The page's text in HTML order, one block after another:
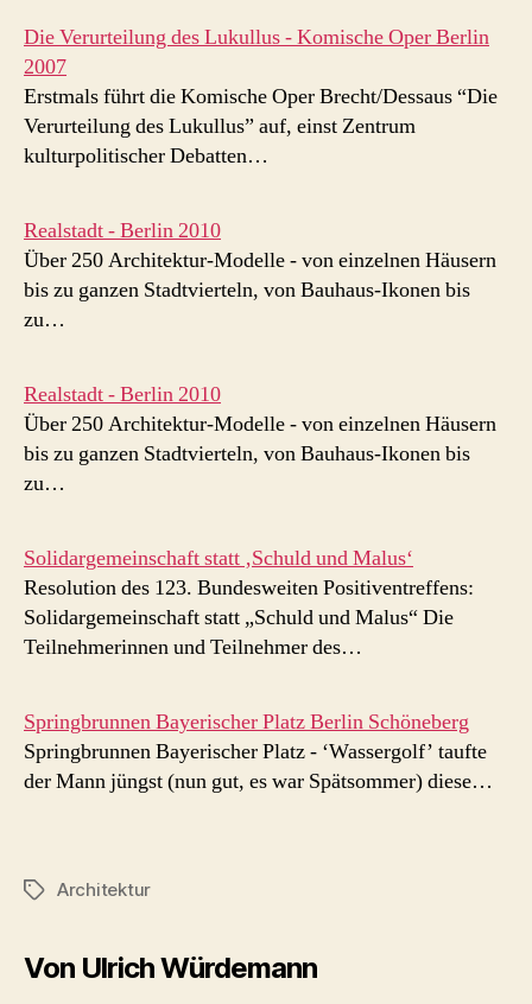
Die Verurteilung des Lukullus - Komische Oper Berlin
2007
Erstmals führt die Komische Oper Brecht/Dessaus “Die
Verurteilung des Lukullus” auf, einst Zentrum
kulturpolitischer Debatten…
Realstadt - Berlin 2010
Über 250 Architektur-Modelle - von einzelnen Häusern
bis zu ganzen Stadtvierteln, von Bauhaus-Ikonen bis
zu…
Realstadt - Berlin 2010
Über 250 Architektur-Modelle - von einzelnen Häusern
bis zu ganzen Stadtvierteln, von Bauhaus-Ikonen bis
zu…
Solidargemeinschaft statt ‚Schuld und Malus‘
Resolution des 123. Bundesweiten Positiventreffens:
Solidargemeinschaft statt „Schuld und Malus“ Die
Teilnehmerinnen und Teilnehmer des…
Springbrunnen Bayerischer Platz Berlin Schöneberg
Springbrunnen Bayerischer Platz - ‘Wassergolf’ taufte
der Mann jüngst (nun gut, es war Spätsommer) diese…
Schlagwörter
Architektur
Von Ulrich Würdemann